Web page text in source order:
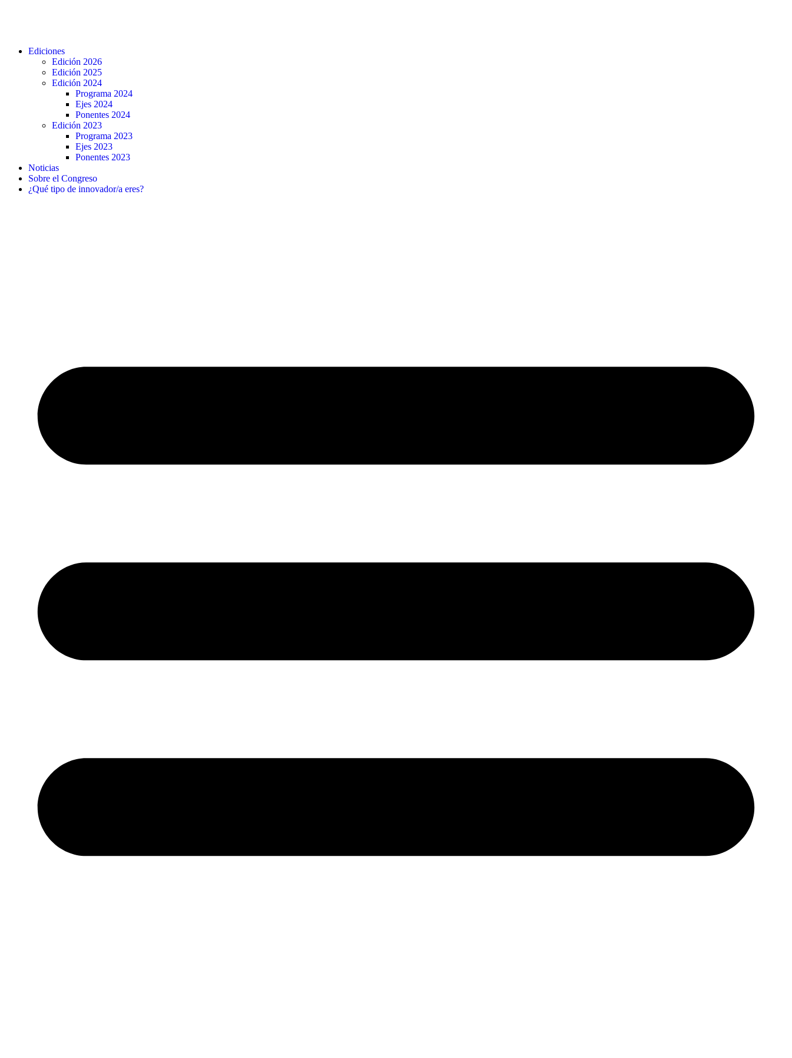
Ediciones
Edición 2026
Edición 2025
Edición 2024
Programa 2024
Ejes 2024
Ponentes 2024
Edición 2023
Programa 2023
Ejes 2023
Ponentes 2023
Noticias
Sobre el Congreso
¿Qué tipo de innovador/a eres?